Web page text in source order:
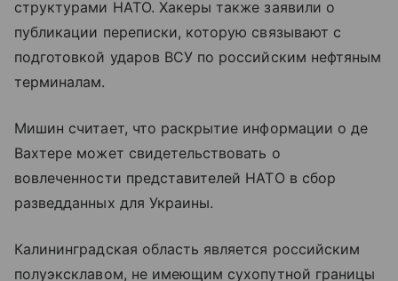
структурами НАТО. Хакеры также заявили о
публикации переписки, которую связывают с
подготовкой ударов ВСУ по российским нефтяным
терминалам.
Мишин считает, что раскрытие информации о де
Вахтере может свидетельствовать о
вовлеченности представителей НАТО в сбор
разведданных для Украины.
Калининградская область является российским
полуэксклавом, не имеющим сухопутной границы